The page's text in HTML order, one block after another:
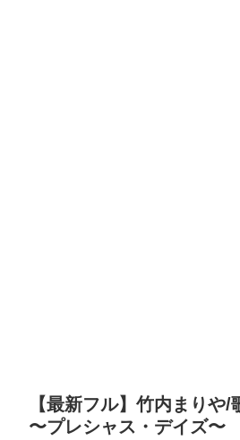
【最新フル】竹内まりや
〜プレシャス・デイズ〜